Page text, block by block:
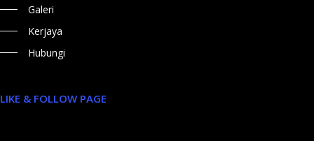
Galeri
Kerjaya
Hubungi
LIKE & FOLLOW PAGE